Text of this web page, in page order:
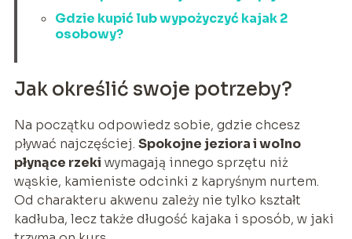
Gdzie kupić lub wypożyczyć kajak 2
osobowy?
Jak określić swoje potrzeby?
Na początku odpowiedz sobie, gdzie chcesz
pływać najczęściej. Spokojne jeziora i wolno
płynące rzeki wymagają innego sprzętu niż
wąskie, kamieniste odcinki z kapryśnym nurtem.
Od charakteru akwenu zależy nie tylko kształt
kadłuba, lecz także długość kajaka i sposób, w jaki